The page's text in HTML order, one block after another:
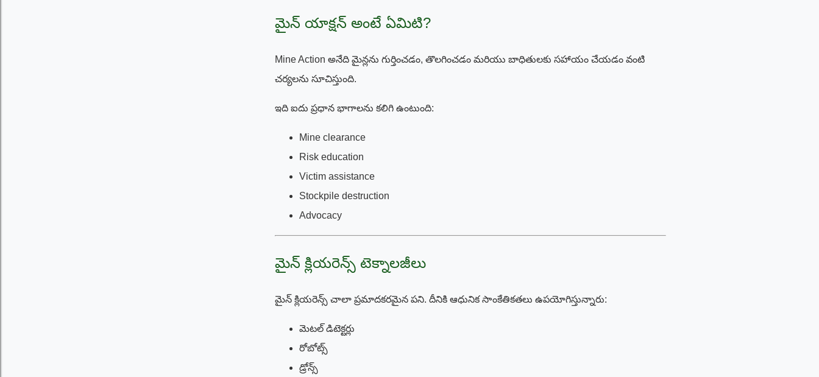
మైన్ యాక్షన్ అంటే ఏమిటి?
Mine Action అనేది మైన్లను గుర్తించడం, తొలగించడం మరియు బాధితులకు సహాయం చేయడం వంటి
చర్యలను సూచిస్తుంది.
ఇది ఐదు ప్రధాన భాగాలను కలిగి ఉంటుంది:
Mine clearance
Risk education
Victim assistance
Stockpile destruction
Advocacy
మైన్ క్లియరెన్స్ టెక్నాలజీలు
మైన్ క్లియరెన్స్ చాలా ప్రమాదకరమైన పని. దీనికి ఆధునిక సాంకేతికతలు ఉపయోగిస్తున్నారు:
మెటల్ డిటెక్టర్లు
రోబోట్స్
డ్రోన్స్